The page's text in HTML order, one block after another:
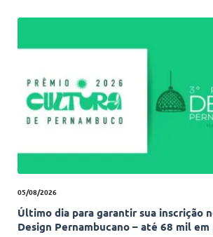
05/08/2026
Último dia para garantir sua inscrição
Design Pernambucano – até 68 mil